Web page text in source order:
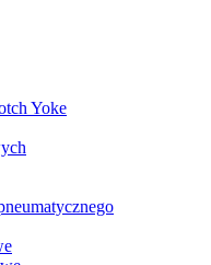
Yoke